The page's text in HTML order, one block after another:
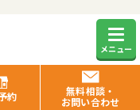
メニュー
約
無料相談・
お問い合わせ
ーム一覧